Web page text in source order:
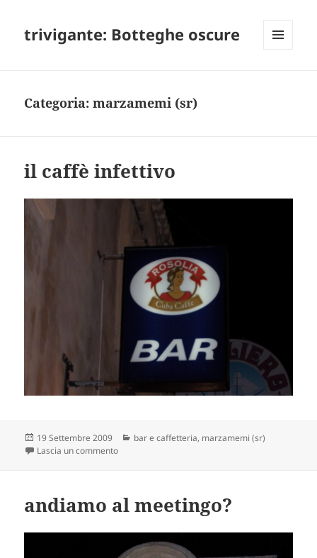
trivigante: Botteghe oscure
Categoria:marzamemi (sr)
il caffè infettivo
Scritto
il
19 Settembre 2009 Categorie
bar e caffetteria, marzamemi (sr)
Lascia un commentosu il caffè infettivo
andiamo al meetingo?